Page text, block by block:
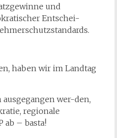
und
Entschei-
haben wir im Landtag
wer-den,
regionale
ab – basta!